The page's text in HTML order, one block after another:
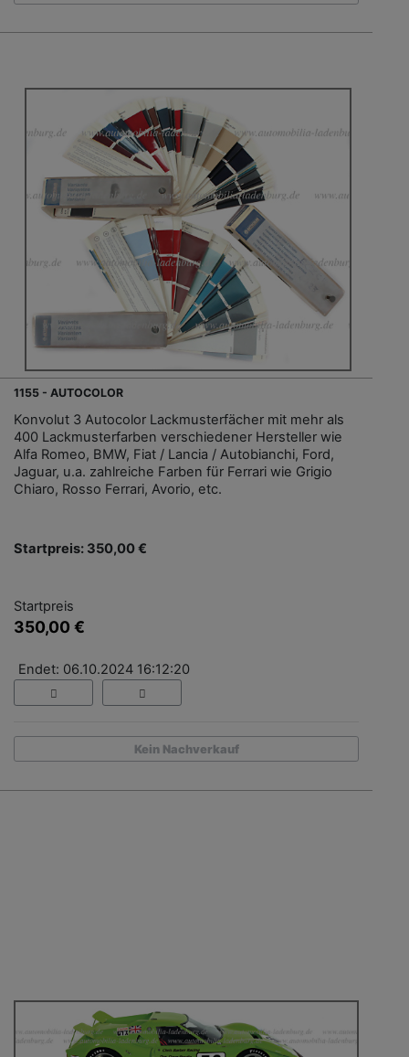
1155 - AUTOCOLOR
Konvolut 3 Autocolor Lackmusterfächer mit mehr als
400 Lackmusterfarben verschiedener Hersteller wie
Alfa Romeo, BMW, Fiat / Lancia / Autobianchi, Ford,
Jaguar, u.a. zahlreiche Farben für Ferrari wie Grigio
Chiaro, Rosso Ferrari, Avorio, etc.
Startpreis: 350,00 €
Startpreis
350,00 €
Endet: 06.10.2024 16:12:20
Kein Nachverkauf